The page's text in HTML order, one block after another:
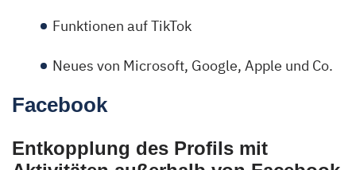
Funktionen auf TikTok
Neues von Microsoft, Google, Apple und Co.
Facebook
Entkopplung des Profils mit